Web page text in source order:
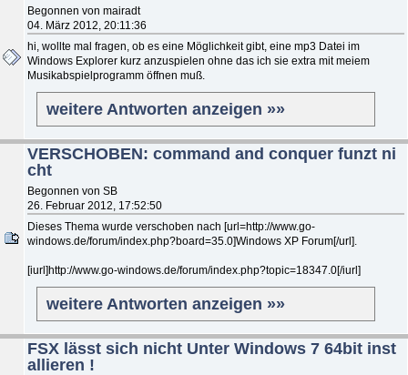
Begonnen von mairadt
04. März 2012, 20:11:36
hi, wollte mal fragen, ob es eine Möglichkeit gibt, eine mp3 Datei im
Windows Explorer kurz anzuspielen ohne das ich sie extra mit meiem
Musikabspielprogramm öffnen muß.
weitere Antworten anzeigen »»
VERSCHOBEN: command and conquer funzt ni
cht
Begonnen von SB
26. Februar 2012, 17:52:50
Dieses Thema wurde verschoben nach [url=http://www.go-
windows.de/forum/index.php?board=35.0]Windows XP Forum[/url].
[iurl]http://www.go-windows.de/forum/index.php?topic=18347.0[/iurl]
weitere Antworten anzeigen »»
FSX lässt sich nicht Unter Windows 7 64bit inst
allieren !